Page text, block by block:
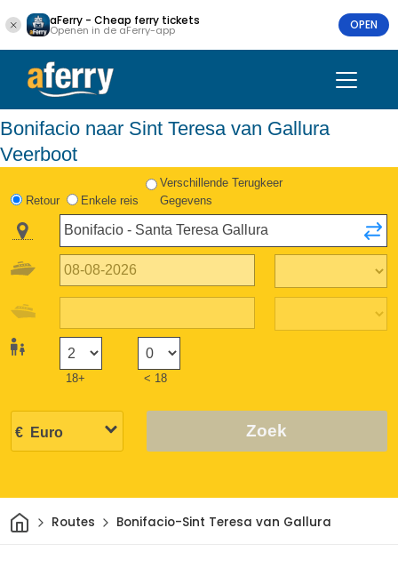
aFerry - Cheap ferry tickets
Openen in de aFerry-app OPEN
Bonifacio naar Sint Teresa van Gallura
Veerboot
Retour Enkele reis
Verschillende Terugkeer
Gegevens
18+ < 18
Zoek
ThuisRoutes Bonifacio-Sint Teresa van Gallura